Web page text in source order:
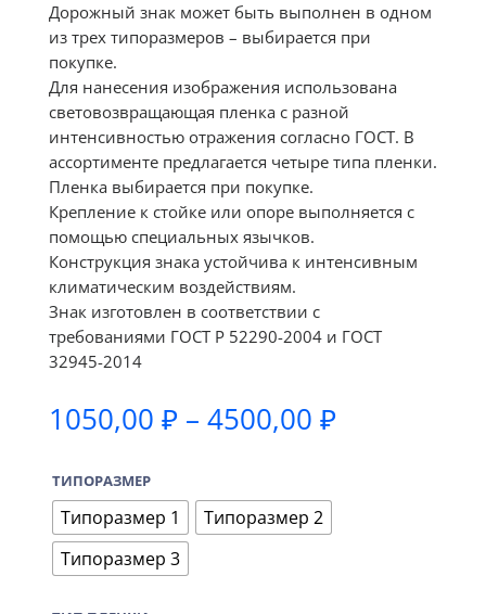
Дорожный знак может быть выполнен в одном
из трех типоразмеров – выбирается при
покупке.
Для нанесения изображения использована
световозвращающая пленка с разной
интенсивностью отражения согласно ГОСТ. В
ассортименте предлагается четыре типа пленки.
Пленка выбирается при покупке.
Крепление к стойке или опоре выполняется с
помощью специальных язычков.
Конструкция знака устойчива к интенсивным
климатическим воздействиям.
Знак изготовлен в соответствии с
требованиями ГОСТ Р 52290-2004 и ГОСТ
32945-2014
1050,00 ₽ – 4500,00 ₽Диапазон
ТИПОРАЗМЕР
Типоразмер 1
Типоразмер 2
Типоразмер 3